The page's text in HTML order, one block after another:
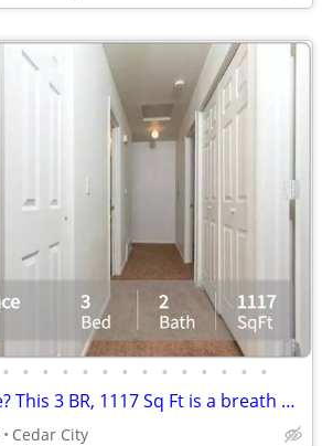
• • • • • • • • • • • • • •
Ready for a change? This 3 BR, 1117 Sq Ft is a breath of fresh air.
Cedar City